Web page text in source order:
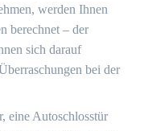
werden Ihnen
berechnet – der
sich darauf
bei der
eine Autoschlosstür